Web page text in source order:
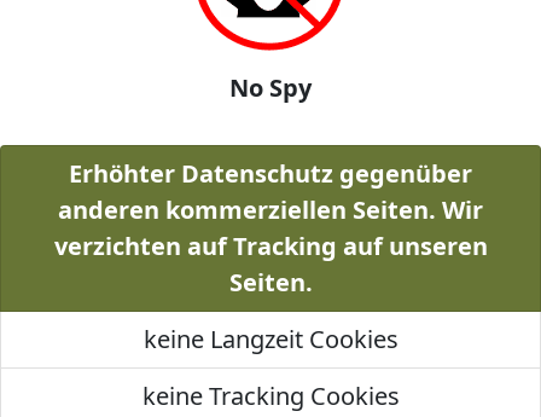
No Spy
Erhöhter Datenschutz gegenüber
anderen kommerziellen Seiten. Wir
verzichten auf Tracking auf unseren
Seiten.
keine Langzeit Cookies
keine Tracking Cookies